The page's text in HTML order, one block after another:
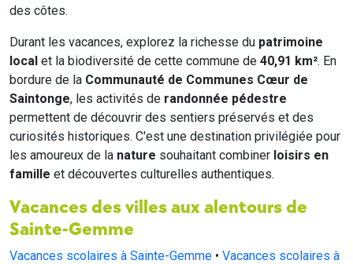
des côtes.
Durant les vacances, explorez la richesse du patrimoine
local et la biodiversité de cette commune de 40,91 km². En
bordure de la Communauté de Communes Cœur de
Saintonge, les activités de randonnée pédestre
permettent de découvrir des sentiers préservés et des
curiosités historiques. C'est une destination privilégiée pour
les amoureux de la nature souhaitant combiner loisirs en
famille et découvertes culturelles authentiques.
Vacances des villes aux alentours de
Sainte-Gemme
Vacances scolaires à Sainte-Gemme • Vacances scolaires à